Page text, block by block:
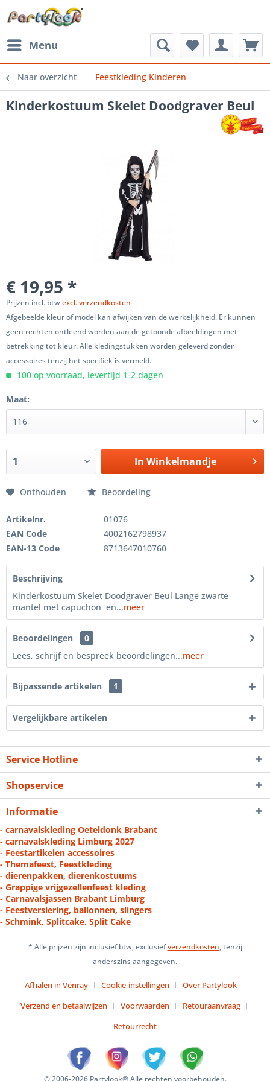
Menu
Naar overzicht Feestkleding Kinderen
Kinderkostuum Skelet Doodgraver Beul
€ 19,95 *
Prijzen incl. btwexcl. verzendkosten
Afgebeelde kleur of model kan afwijken van de werkelijkheid. Er kunnen
geen rechten ontleend worden aan de getoonde afbeeldingen met
betrekking tot kleur. Alle kledingstukken worden geleverd zonder
accessoires tenzij het specifiek is vermeld.
100 op voorraad, levertijd 1-2 dagen
Maat:
In Winkelmandje
Onthouden Beoordeling
Artikelnr.
01076
EAN Code
4002162798937
EAN-13 Code
8713647010760
Beschrijving
Kinderkostuum Skelet Doodgraver Beul Lange zwarte
mantel met capuchon en...meer
Beoordelingen
0
Lees, schrijf en bespreek beoordelingen...meer
Bijpassende artikelen 1
Vergelijkbare artikelen
Service Hotline
Shopservice
Informatie
- carnavalskleding Oeteldonk Brabant
- carnavalskleding Limburg 2027
- Feestartikelen accessoires
- Themafeest, Feestkleding
- dierenpakken, dierenkostuums
- Grappige vrijgezellenfeest kleding
- Carnavalsjassen Brabant Limburg
- Feestversiering, ballonnen, slingers
- Schmink, Splitcake, Split Cake
* Alle prijzen zijn inclusief btw, exclusiefverzendkosten, tenzij
anderszins aangegeven.
Afhalen in Venray Cookie-instellingen
Over Partylook
Verzend en betaalwijzen
Voorwaarden
Retouraanvraag
Retourrecht